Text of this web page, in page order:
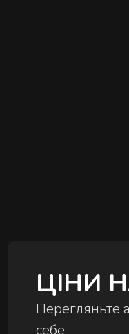
ЦІНИ
Перегляньте
себе